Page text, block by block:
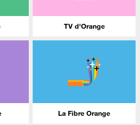
TV d'Orange
La Fibre Orange